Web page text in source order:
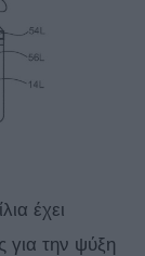
έχει
για την ψύξη